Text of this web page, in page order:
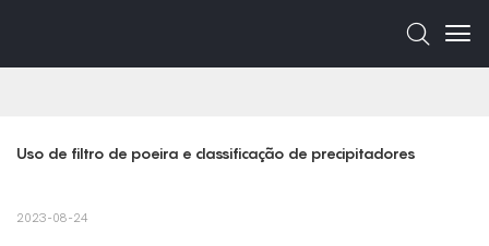
Uso de filtro de poeira e classificação de precipitadores
2023-08-24